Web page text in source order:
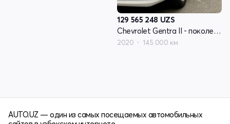
129 565 248 UZS
Chevrolet Gentra II - поколение
2020 145 000 км
AUTO.UZ — один из самых посещаемых автомобильных